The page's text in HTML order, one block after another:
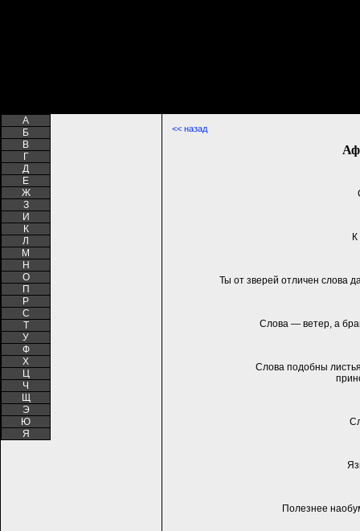
A
Б
В
Г
Д
Е
Ж
З
И
К
Л
М
Н
О
П
Р
С
Т
У
Ф
Х
Ц
Ч
Щ
Э
Ю
Я
<< назад
Ты от зверей отличен слова
Слова — ветер, а
Слова подобны
Полезнее